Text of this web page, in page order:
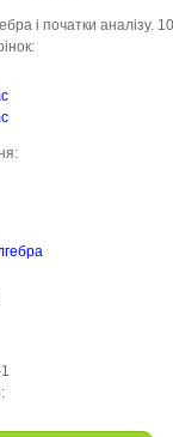
і початки аналізу.